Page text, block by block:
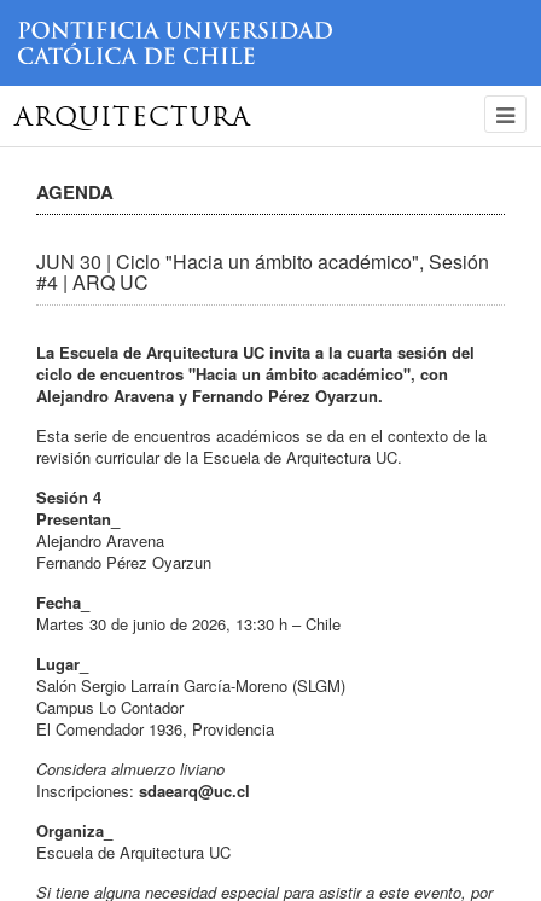
ARQUITECTURA
AGENDA
JUN 30 | Ciclo "Hacia un ámbito académico", Sesión
#4 | ARQ UC
La Escuela de Arquitectura UC invita a la cuarta sesión del
ciclo de encuentros "Hacia un ámbito académico", con
Alejandro Aravena y Fernando Pérez Oyarzun.
Esta serie de encuentros académicos se da en el contexto de la
revisión curricular de la Escuela de Arquitectura UC.
Sesión 4
Presentan_
Alejandro Aravena
Fernando Pérez Oyarzun
Fecha_
Martes 30 de junio de 2026, 13:30 h – Chile
Lugar_
Salón Sergio Larraín García-Moreno (SLGM)
Campus Lo Contador
El Comendador 1936, Providencia
Considera almuerzo liviano
Inscripciones: sdaearq@uc.cl
Organiza_
Escuela de Arquitectura UC
Si tiene alguna necesidad especial para asistir a este evento, por